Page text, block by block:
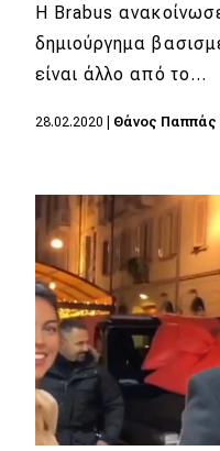
Η Brabus
δημιούργημα
είναι άλλο από το…
28.02.2020 Θάνος Παππάς